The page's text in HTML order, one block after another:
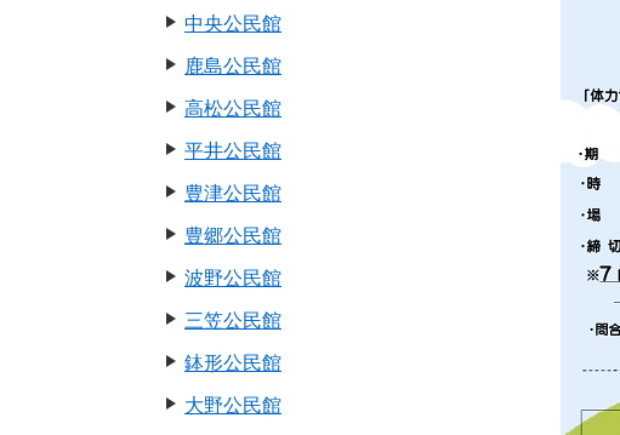
中央公民館
鹿島公民館
高松公民館
平井公民館
豊津公民館
豊郷公民館
波野公民館
三笠公民館
鉢形公民館
大野公民館